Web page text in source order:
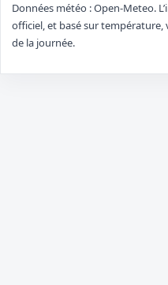
Données météo : Open-Meteo.
officiel, et basé sur
de la journée.